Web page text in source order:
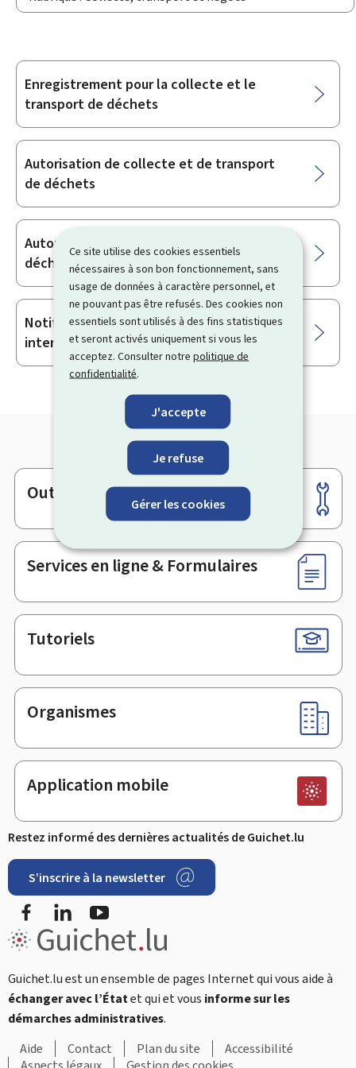
Ce site utilise des cookies essentiels
nécessaires à son bon fonctionnement, sans
usage de données à caractère personnel, et
ne pouvant pas être refusés. Des cookies non
essentiels sont utilisés à des fins statistiques
et seront activés uniquement si vous les
acceptez. Consulter notrepolitique de
confidentialité.
J'accepte
Je refuse
Gérer les cookies
Sous-
rubriques
Enregistrement pour la collecte et le
transport de déchets
Autorisation de collecte et de transport
de déchets
Autorisation de négoce ou de courtage de
déchets
Notification pour le transfert national ou
international de déchets
Pied
de
page
Outils
Services en ligne & Formulaires
Tutoriels
Organismes
Application mobile
Restez informé des dernières actualités de Guichet.lu
S’inscrire à la newsletter
FacebookLinkedIn
Guichet.lu est un ensemble de pages Internet qui vous aide à
échanger avec l’Étatet qui et vous informe sur les
démarches administratives.
Aide
Contact Plan du site
Accessibilité